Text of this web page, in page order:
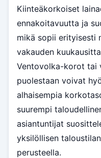
Kiinteäkorkoiset
ennakoitavuutta ja
mikä sopii erityisesti
vakauden
Ventovolka-korot tai
puolestaan voivat
alhaisempia
suurempi
asiantuntijat
yksilöllisen
perusteella.